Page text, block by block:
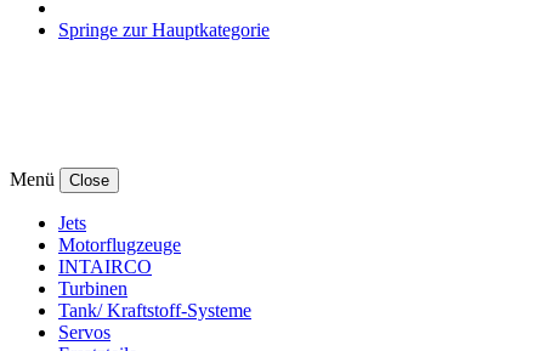
Springe zur Hauptkategorie
Menü Close
Jets
Motorflugzeuge
INTAIRCO
Turbinen
Tank/ Kraftstoff-Systeme
Servos